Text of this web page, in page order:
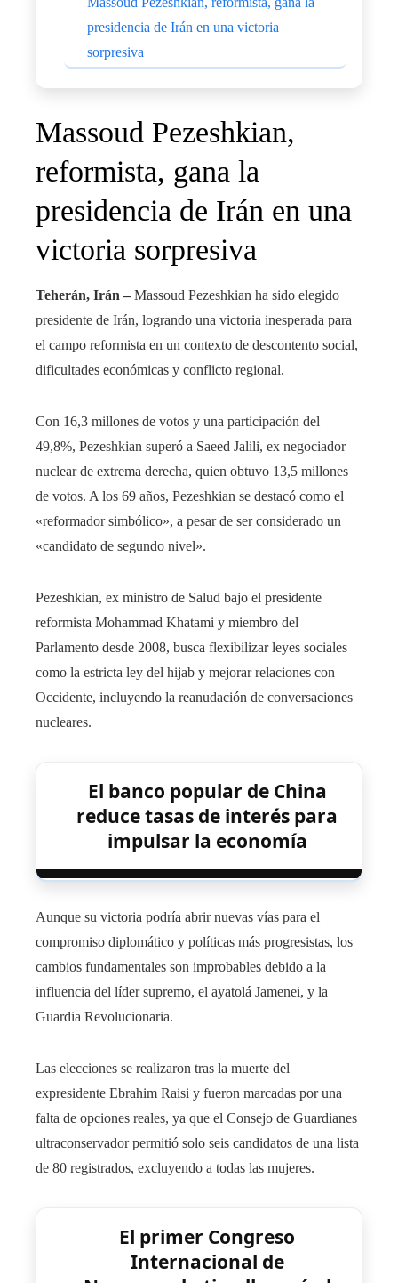
presidencia de Irán en una victoria
sorpresiva
Massoud Pezeshkian,
reformista, gana la
presidencia de Irán en una
victoria sorpresiva
Teherán, Irán – Massoud Pezeshkian ha sido elegido
presidente de Irán, logrando una victoria inesperada para
el campo reformista en un contexto de descontento social,
dificultades económicas y conflicto regional.
Con 16,3 millones de votos y una participación del
49,8%, Pezeshkian superó a Saeed Jalili, ex negociador
nuclear de extrema derecha, quien obtuvo 13,5 millones
de votos. A los 69 años, Pezeshkian se destacó como el
«reformador simbólico», a pesar de ser considerado un
«candidato de segundo nivel».
Pezeshkian, ex ministro de Salud bajo el presidente
reformista Mohammad Khatami y miembro del
Parlamento desde 2008, busca flexibilizar leyes sociales
como la estricta ley del hijab y mejorar relaciones con
Occidente, incluyendo la reanudación de conversaciones
nucleares.
El banco popular de China
reduce tasas de interés para
impulsar la economía
Aunque su victoria podría abrir nuevas vías para el
compromiso diplomático y políticas más progresistas, los
cambios fundamentales son improbables debido a la
influencia del líder supremo, el ayatolá Jamenei, y la
Guardia Revolucionaria.
Las elecciones se realizaron tras la muerte del
expresidente Ebrahim Raisi y fueron marcadas por una
falta de opciones reales, ya que el Consejo de Guardianes
ultraconservador permitió solo seis candidatos de una lista
de 80 registrados, excluyendo a todas las mujeres.
El primer Congreso
Internacional de